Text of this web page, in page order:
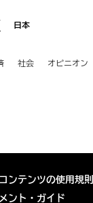
日本
社会 オピニオン
コンテンツの使用規則
ント・ガイド